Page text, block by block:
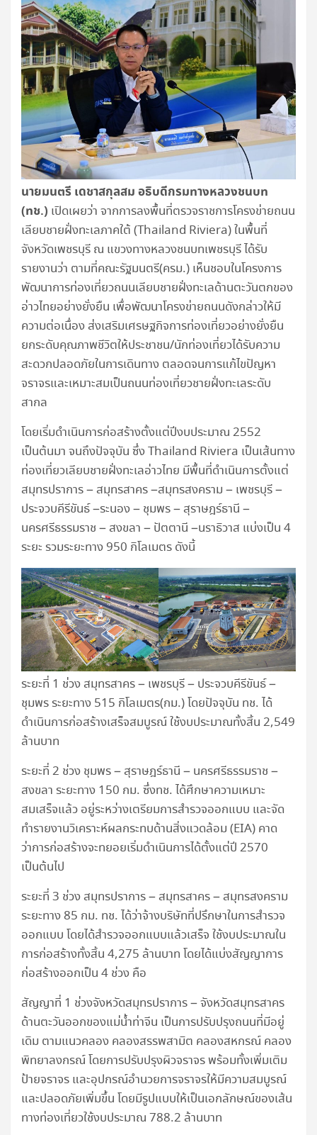
นายมนตรี เดชาสกุลสม อธิบดีกรมทางหลวงชนบท
(ทช.) เปิดเผยว่า จากการลงพื้นที่ตรวจราชการโครงข่ายถนน
เลียบชายฝั่งทะเลภาคใต้ (Thailand Riviera) ในพื้นที่
จังหวัดเพชรบุรี ณ แขวงทางหลวงชนบทเพชรบุรี ได้รับ
รายงานว่า ตามที่คณะรัฐมนตรี(ครม.) เห็นชอบในโครงการ
พัฒนาการท่องเที่ยวถนนเลียบชายฝั่งทะเลด้านตะวันตกของ
อ่าวไทยอย่างยั่งยืน เพื่อพัฒนาโครงข่ายถนนดังกล่าวให้มี
ความต่อเนื่อง ส่งเสริมเศรษฐกิจการท่องเที่ยวอย่างยั่งยืน
ยกระดับคุณภาพชีวิตให้ประชาชน/นักท่องเที่ยวได้รับความ
สะดวกปลอดภัยในการเดินทาง ตลอดจนการแก้ไขปัญหา
จราจรและเหมาะสมเป็นถนนท่องเที่ยวชายฝั่งทะเลระดับ
สากล
โดยเริ่มดำเนินการก่อสร้างตั้งแต่ปีงบประมาณ 2552
เป็นต้นมา จนถึงปัจจุบัน ซึ่ง Thailand Riviera เป็นเส้นทาง
ท่องเที่ยวเลียบชายฝั่งทะเลอ่าวไทย มีพื้นที่ดำเนินการตั้งแต่
สมุทรปราการ – สมุทรสาคร –สมุทรสงคราม – เพชรบุรี –
ประจวบคีรีขันธ์ –ระนอง – ชุมพร – สุราษฎร์ธานี –
นครศรีธรรมราช – สงขลา – ปัตตานี –นราธิวาส แบ่งเป็น 4
ระยะ รวมระยะทาง 950 กิโลเมตร ดังนี้
ระยะที่ 1 ช่วง สมุทรสาคร – เพชรบุรี – ประจวบคีรีขันธ์ –
ชุมพร ระยะทาง 515 กิโลเมตร(กม.) โดยปัจจุบัน ทช. ได้
ดำเนินการก่อสร้างเสร็จสมบูรณ์ ใช้งบประมาณทั้งสิ้น 2,549
ล้านบาท
ระยะที่ 2 ช่วง ชุมพร – สุราษฎร์ธานี – นครศรีธรรมราช –
สงขลา ระยะทาง 150 กม. ซึ่งทช. ได้ศึกษาความเหมาะ
สมเสร็จแล้ว อยู่ระหว่างเตรียมการสำรวจออกแบบ และจัด
ทำรายงานวิเคราะห์ผลกระทบด้านสิ่งแวดล้อม (EIA) คาด
ว่าการก่อสร้างจะทยอยเริ่มดำเนินการได้ตั้งแต่ปี 2570
เป็นต้นไป
ระยะที่ 3 ช่วง สมุทรปราการ – สมุทรสาคร – สมุทรสงคราม
ระยะทาง 85 กม. ทช. ได้ว่าจ้างบริษัทที่ปรึกษาในการสำรวจ
ออกแบบ โดยได้สำรวจออกแบบแล้วเสร็จ ใช้งบประมาณใน
การก่อสร้างทั้งสิ้น 4,275 ล้านบาท โดยได้แบ่งสัญญาการ
ก่อสร้างออกเป็น 4 ช่วง คือ
สัญญาที่ 1 ช่วงจังหวัดสมุทรปราการ – จังหวัดสมุทรสาคร
ด้านตะวันออกของแม่น้ำท่าจีน เป็นการปรับปรุงถนนที่มีอยู่
เดิม ตามแนวคลอง คลองสรรพสามิต คลองสหกรณ์ คลอง
พิทยาลงกรณ์ โดยการปรับปรุงผิวจราจร พร้อมทั้งเพิ่มเติม
ป้ายจราจร และอุปกรณ์อำนวยการจราจรให้มีความสมบูรณ์
และปลอดภัยเพิ่มขึ้น โดยมีรูปแบบให้เป็นเอกลักษณ์ของเส้น
ทางท่องเที่ยวใช้งบประมาณ 788.2 ล้านบาท